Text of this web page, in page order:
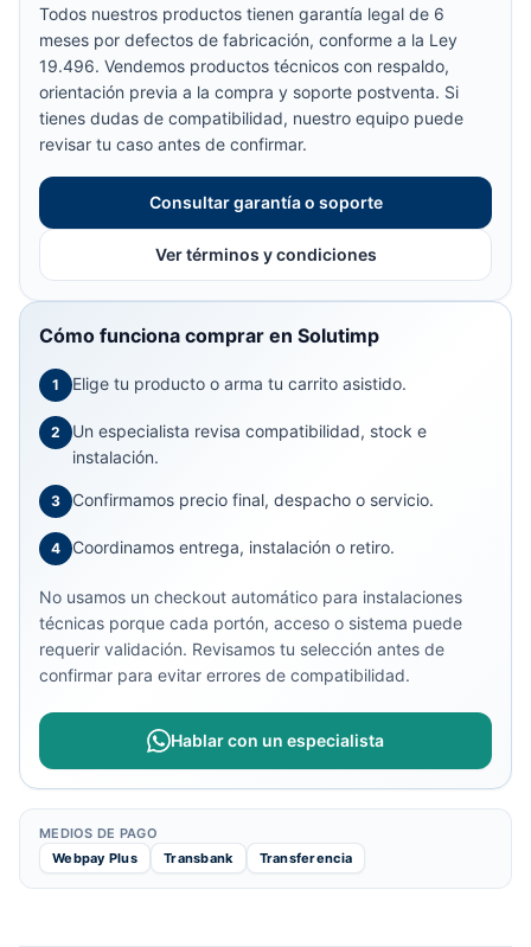
Todos nuestros productos tienen garantía legal de 6
meses por defectos de fabricación, conforme a la Ley
19.496. Vendemos productos técnicos con respaldo,
orientación previa a la compra y soporte postventa. Si
tienes dudas de compatibilidad, nuestro equipo puede
revisar tu caso antes de confirmar.
Consultar garantía o soporte
Ver términos y condiciones
Cómo funciona comprar en Solutimp
1 Elige tu producto o arma tu carrito asistido.
2
Un especialista revisa compatibilidad, stock e
instalación.
3 Confirmamos precio final, despacho o servicio.
4 Coordinamos entrega, instalación o retiro.
No usamos un checkout automático para instalaciones
técnicas porque cada portón, acceso o sistema puede
requerir validación. Revisamos tu selección antes de
confirmar para evitar errores de compatibilidad.
Hablar con un especialista
MEDIOS DE PAGO
Webpay Plus
Transbank Transferencia